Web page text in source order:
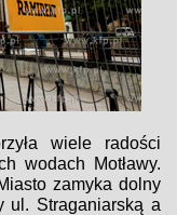
wiele radości
wodach Motławy.
zamyka dolny
ul. Straganiarską a